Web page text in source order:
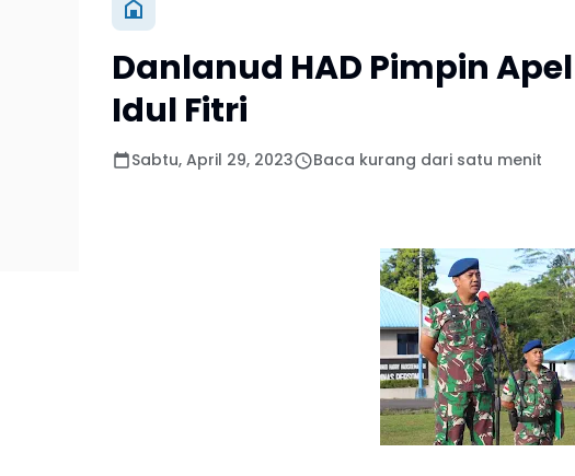
Danlanud HAD Pimpin
Idul Fitri
Sabtu, April 29, 2023 Baca kurang dari satu menit